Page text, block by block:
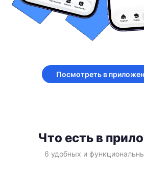
Посмотреть в
Что есть в
6 удобных и